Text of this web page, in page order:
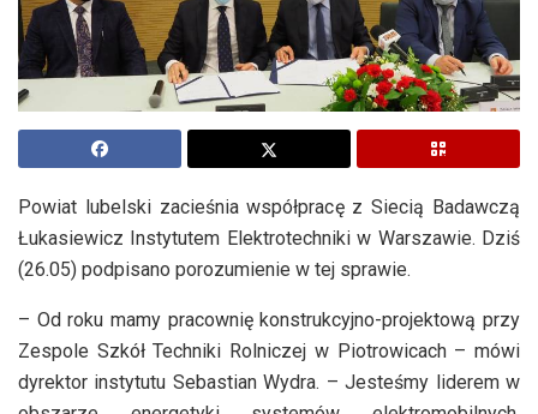
Powiat lubelski zacieśnia współpracę z Siecią Badawczą
Łukasiewicz Instytutem Elektrotechniki w Warszawie. Dziś
(26.05) podpisano porozumienie w tej sprawie.
– Od roku mamy pracownię konstrukcyjno-projektową przy
Zespole Szkół Techniki Rolniczej w Piotrowicach – mówi
dyrektor instytutu Sebastian Wydra. – Jesteśmy liderem w